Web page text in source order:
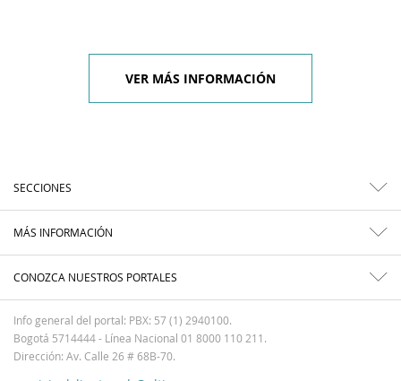
VER MÁS INFORMACIÓN
SECCIONES
MÁS INFORMACIÓN
CONOZCA NUESTROS PORTALES
Info general del portal: PBX: 57 (1) 2940100.
Bogotá 5714444 - Línea Nacional 01 8000 110 211.
Dirección: Av. Calle 26 # 68B-70.